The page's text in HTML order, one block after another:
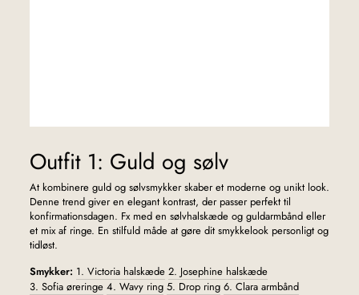
Outfit 1: Guld og sølv
At kombinere guld og sølvsmykker skaber et moderne og unikt look.
Denne trend giver en elegant kontrast, der passer perfekt til
konfirmationsdagen. Fx med en sølvhalskæde og guldarmbånd eller
et mix af ringe. En stilfuld måde at gøre dit smykkelook personligt og
tidløst.
Smykker: 1. Victoria halskæde 2. Josephine halskæde
3. Sofia øreringe 4. Wavy ring 5. Drop ring 6. Clara armbånd